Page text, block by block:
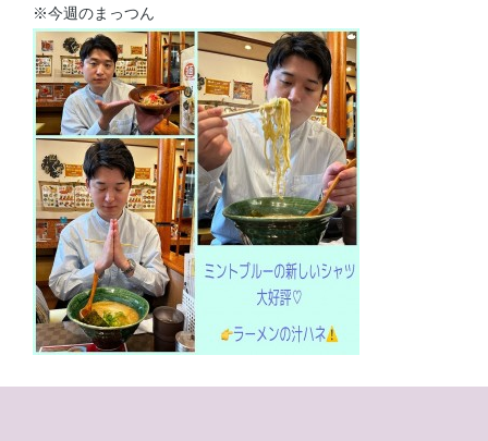
※今週のまっつん